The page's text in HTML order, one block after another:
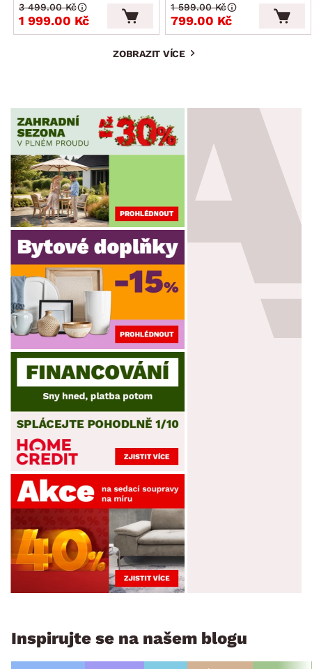
1 999.00 Kč
3 499.00 Kč
799.00 Kč
1 599.00 Kč
ZOBRAZIT VÍCE
Inspirujte se na našem blogu